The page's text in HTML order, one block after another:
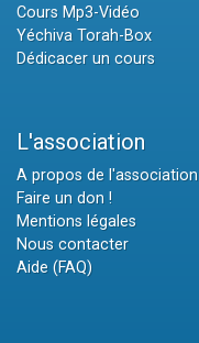
Cours Mp3-Vidéo
Yéchiva Torah-Box
Dédicacer un cours
L'association
A propos de l'association
Faire un don !
Mentions légales
Nous contacter
Aide (FAQ)